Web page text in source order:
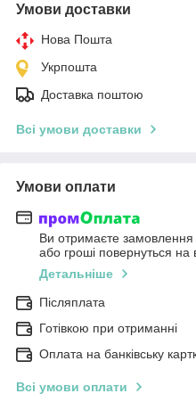
Умови доставки
Нова Пошта
Укрпошта
Доставка поштою
Всі умови доставки
Умови оплати
Ви отримаєте замовлення
або гроші повернуться на
Детальніше
Післяплата
Готівкою при отриманні
Оплата на банківську
Всі умови оплати